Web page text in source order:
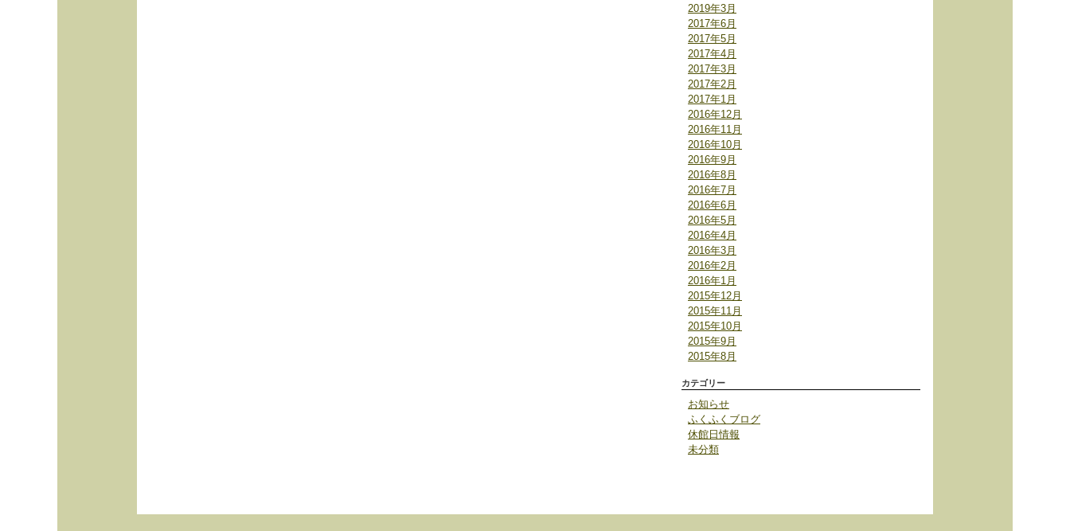
2019年3月
2017年6月
2017年5月
2017年4月
2017年3月
2017年2月
2017年1月
2016年12月
2016年11月
2016年10月
2016年9月
2016年8月
2016年7月
2016年6月
2016年5月
2016年4月
2016年3月
2016年2月
2016年1月
2015年12月
2015年11月
2015年10月
2015年9月
2015年8月
カテゴリー
お知らせ
ふくふくブログ
休館日情報
未分類